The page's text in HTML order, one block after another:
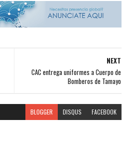
NEXT
CAC entrega uniformes a Cuerpo de
Bomberos de Tamayo
BLOGGER DISQUS FACEBOOK